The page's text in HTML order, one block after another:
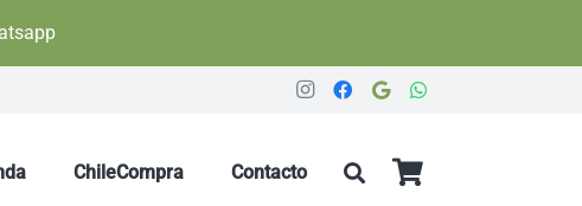
ChileCompra Contacto